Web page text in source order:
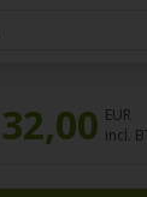
32,00 EUR
incl.